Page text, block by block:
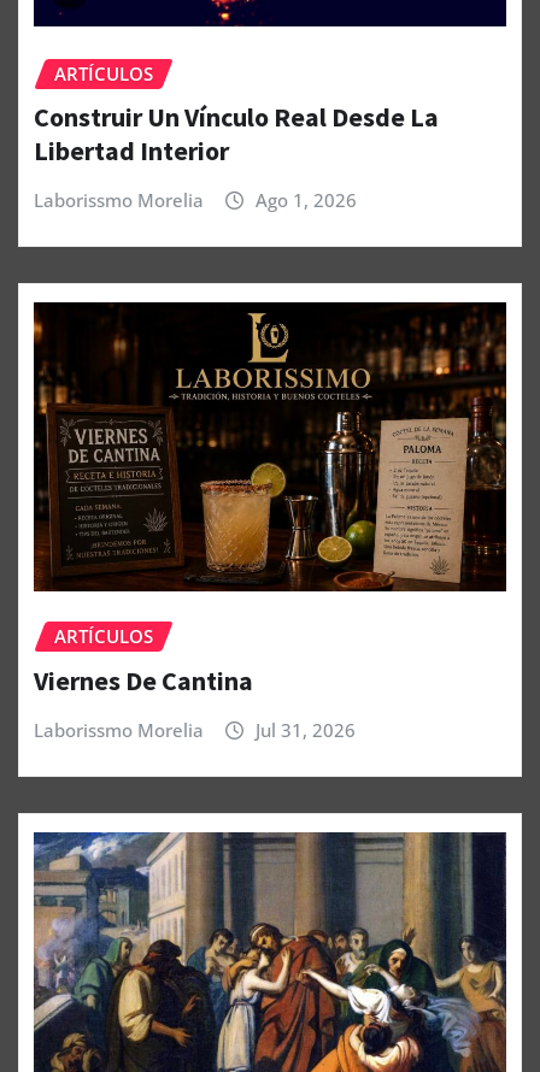
ARTÍCULOS
Construir Un Vínculo Real Desde La
Libertad Interior
Laborissmo Morelia Ago 1, 2026
ARTÍCULOS
Viernes De Cantina
Laborissmo Morelia Jul 31, 2026